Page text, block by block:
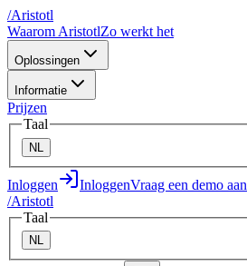
/Aristotl
Waarom AristotlZo werkt het
Oplossingen
Informatie
Prijzen
Taal
NL
Inloggen InloggenVraag een demo aan
/Aristotl
Taal
NL